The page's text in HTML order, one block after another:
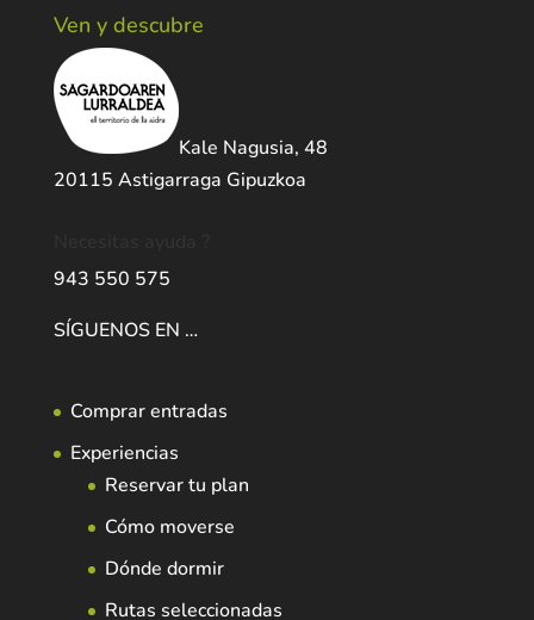
Ven y descubre
Kale Nagusia, 48
20115 Astigarraga Gipuzkoa
943 550 575
SÍGUENOS EN …
Comprar entradas
Experiencias
Reservar tu plan
Cómo moverse
Dónde dormir
Rutas seleccionadas